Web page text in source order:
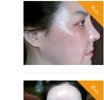
Hot
Hot